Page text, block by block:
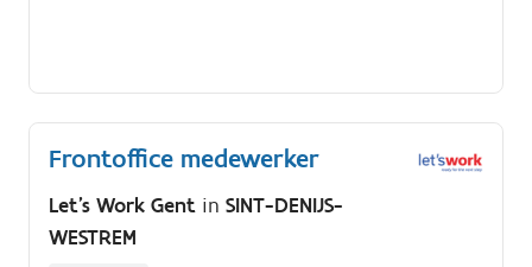
Frontoffice medewerker
Let's Work Gent in SINT-DENIJS-
WESTREM